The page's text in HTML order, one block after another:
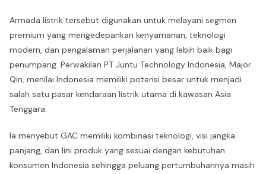
Armada listrik tersebut digunakan untuk melayani segmen
premium yang mengedepankan kenyamanan, teknologi
modern, dan pengalaman perjalanan yang lebih baik bagi
penumpang. Perwakilan PT Juntu Technology Indonesia, Major
Qin, menilai Indonesia memiliki potensi besar untuk menjadi
salah satu pasar kendaraan listrik utama di kawasan Asia
Tenggara.
Ia menyebut GAC memiliki kombinasi teknologi, visi jangka
panjang, dan lini produk yang sesuai dengan kebutuhan
konsumen Indonesia sehingga peluang pertumbuhannya masih